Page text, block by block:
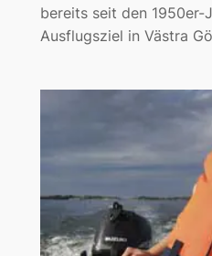
bereits seit den 1950er-
Ausflugsziel in Västra